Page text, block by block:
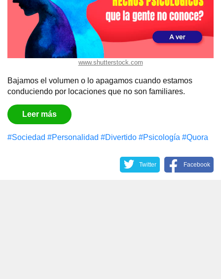
www.shutterstock.com
Bajamos el volumen o lo apagamos cuando estamos
conduciendo por locaciones que no son familiares.
Leer más
#Sociedad #Personalidad #Divertido #Psicología #Quora
Twitter Facebook